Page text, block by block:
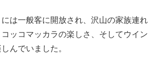
は一般客に開放され、沢山の家族連れ
ッコマッカラの楽しさ、そしてウイン
んでいました。